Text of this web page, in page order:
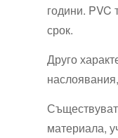
години. PVC
срок.
Друго
материала,